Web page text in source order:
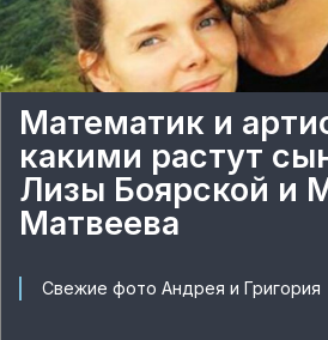
Математик и
какими растут
Лизы Боярской и
Матвеева
Свежие фото Андрея и Григория